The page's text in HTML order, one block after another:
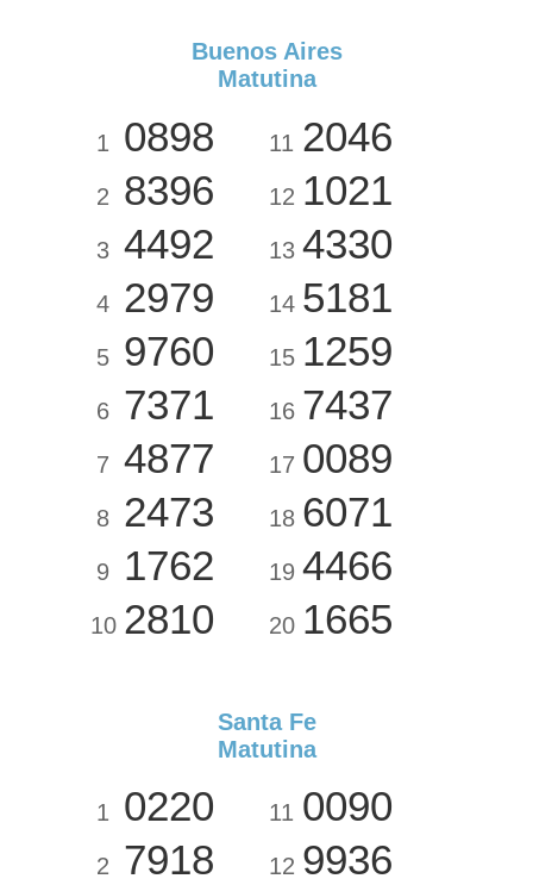
Buenos Aires
Matutina
1 0898
2 8396
3 4492
4 2979
5 9760
6 7371
7 4877
8 2473
9 1762
10 2810
11 2046
12 1021
13 4330
14 5181
15 1259
16 7437
17 0089
18 6071
19 4466
20 1665
Santa Fe
Matutina
1 0220
2 7918
11 0090
12 9936